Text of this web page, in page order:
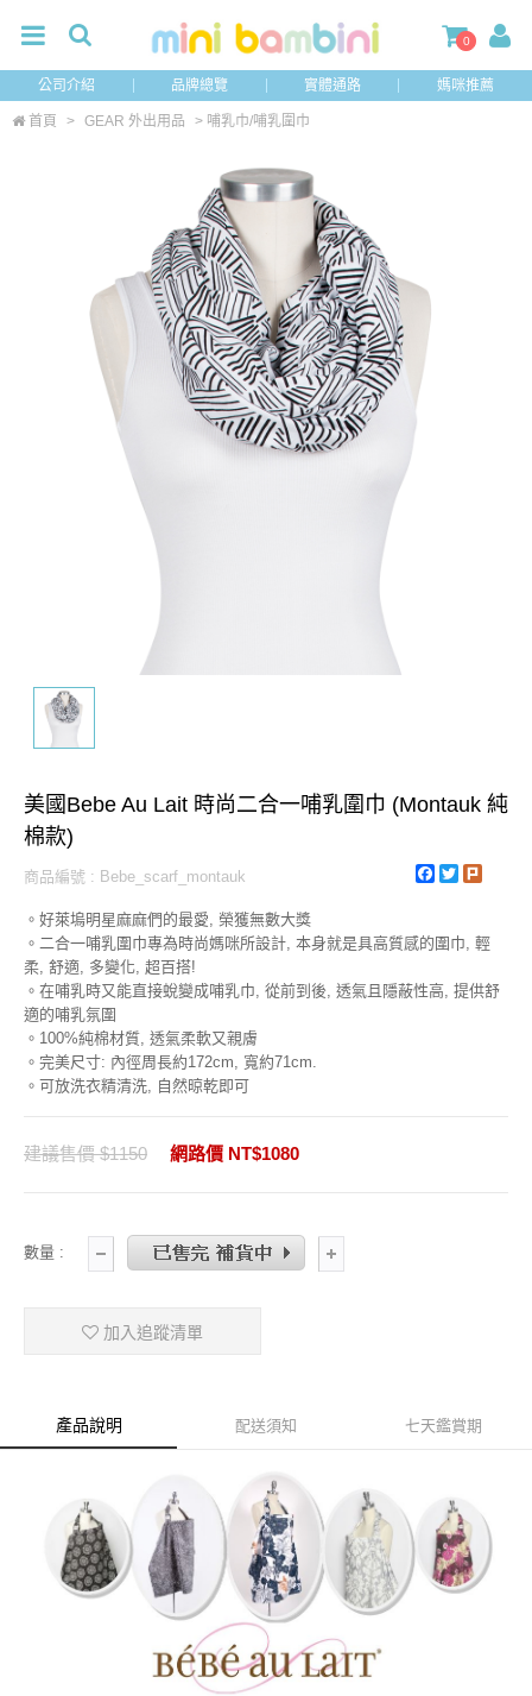
0
公司介紹 品牌總覽 實體通路 媽咪推薦
首頁 > GEAR 外出用品 > 哺乳巾/哺乳圍巾
美國Bebe Au Lait 時尚二合一哺乳圍巾 (Montauk 純
棉款)
Facebook
Twitter
商品編號 : Bebe_scarf_montauk
。好萊塢明星麻麻們的最愛, 榮獲無數大獎
。二合一哺乳圍巾專為時尚媽咪所設計, 本身就是具高質感的圍巾, 輕
柔, 舒適, 多變化, 超百搭!
。在哺乳時又能直接蛻變成哺乳巾, 從前到後, 透氣且隱蔽性高, 提供舒
適的哺乳氛圍
。100%純棉材質, 透氣柔軟又親膚
。完美尺寸: 內徑周長約172cm, 寬約71cm.
。可放洗衣精清洗, 自然晾乾即可
建議售價 $1150 網路價 NT$1080
數量 :
加入追蹤清單
產品說明 配送須知 七天鑑賞期